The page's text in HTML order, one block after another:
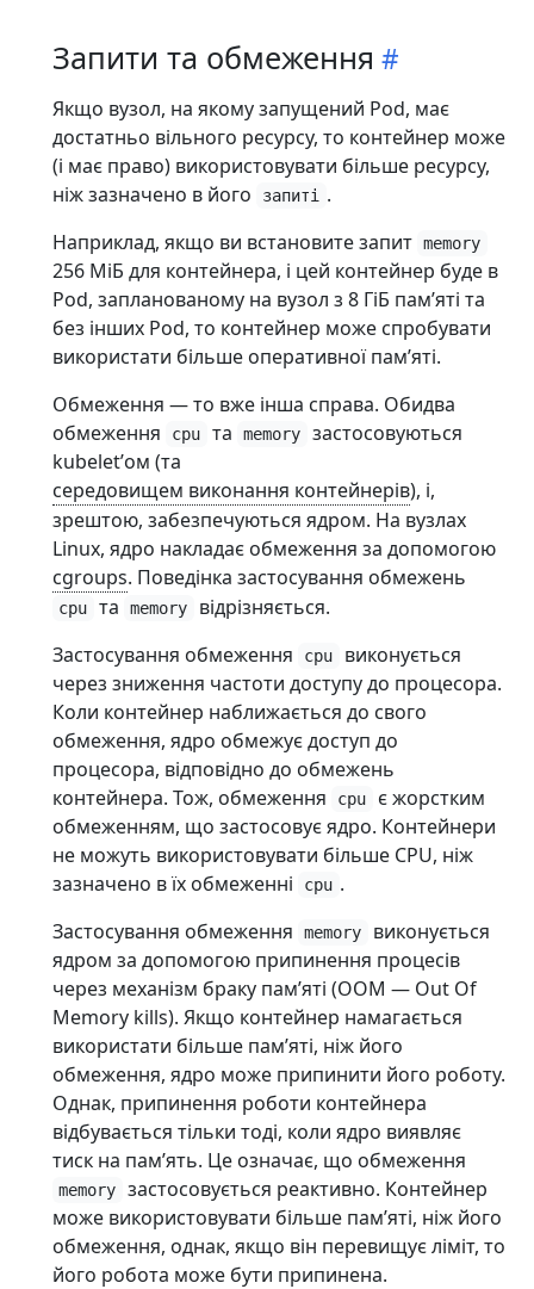
Запити та обмеження
Якщо вузол, на якому запущений Pod, має
достатньо вільного ресурсу, то контейнер може
(і має право) використовувати більше ресурсу,
ніж зазначено в його
запиті
.
Наприклад, якщо ви встановите запит memory
256 МіБ для контейнера, і цей контейнер буде в
Pod, запланованому на вузол з 8 ГіБ памʼяті та
без інших Pod, то контейнер може спробувати
використати більше оперативної памʼяті.
Обмеження — то вже інша справа. Обидва
обмеження
cpu та memory
застосовуються
kubeletʼом (та
середовищем виконання контейнерів), і,
зрештою, забезпечуються ядром. На вузлах
Linux, ядро накладає обмеження за допомогою
cgroups. Поведінка застосування обмежень
cpu та memory
відрізняється.
Застосування обмеження
cpu
виконується
через зниження частоти доступу до процесора.
Коли контейнер наближається до свого
обмеження, ядро обмежує доступ до
процесора, відповідно до обмежень
контейнера. Тож, обмеження
cpu
є жорстким
обмеженням, що застосовує ядро. Контейнери
не можуть використовувати більше CPU, ніж
зазначено в їх обмеженні
cpu .
Застосування обмеження
memory
виконується
ядром за допомогою припинення процесів
через механізм браку памʼяті (OOM — Out Of
Memory kills). Якщо контейнер намагається
використати більше памʼяті, ніж його
обмеження, ядро може припинити його роботу.
Однак, припинення роботи контейнера
відбувається тільки тоді, коли ядро виявляє
тиск на памʼять. Це означає, що обмеження
memory
застосовується реактивно. Контейнер
може використовувати більше памʼяті, ніж його
обмеження, однак, якщо він перевищує ліміт, то
його робота може бути припинена.